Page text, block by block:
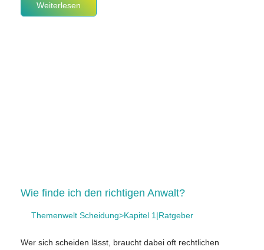
Weiterlesen
Wie finde ich den richtigen Anwalt?
Themenwelt Scheidung>Kapitel 1|Ratgeber
Wer sich scheiden lässt, braucht dabei oft rechtlichen